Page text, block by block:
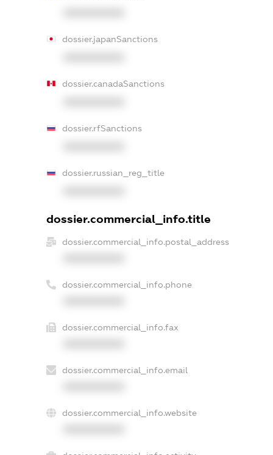
dossier.japanSanctions
dossier.canadaSanctions
dossier.rfSanctions
dossier.russian_reg_title
dossier.commercial_info.title
dossier.commercial_info.postal_address
dossier.commercial_info.phone
dossier.commercial_info.fax
dossier.commercial_info.email
dossier.commercial_info.website